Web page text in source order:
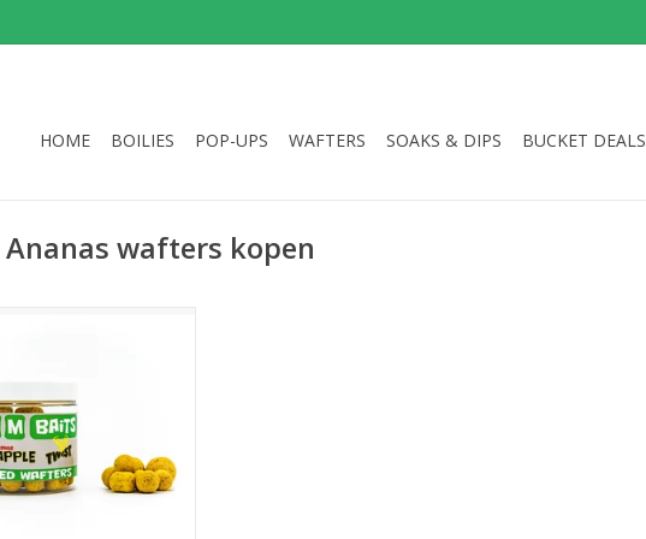
HOME BOILIES POP-UPS WAFTERS SOAKS & DIPS BUCKET DEALS
wafters kopen
AAN WINKELWAGEN